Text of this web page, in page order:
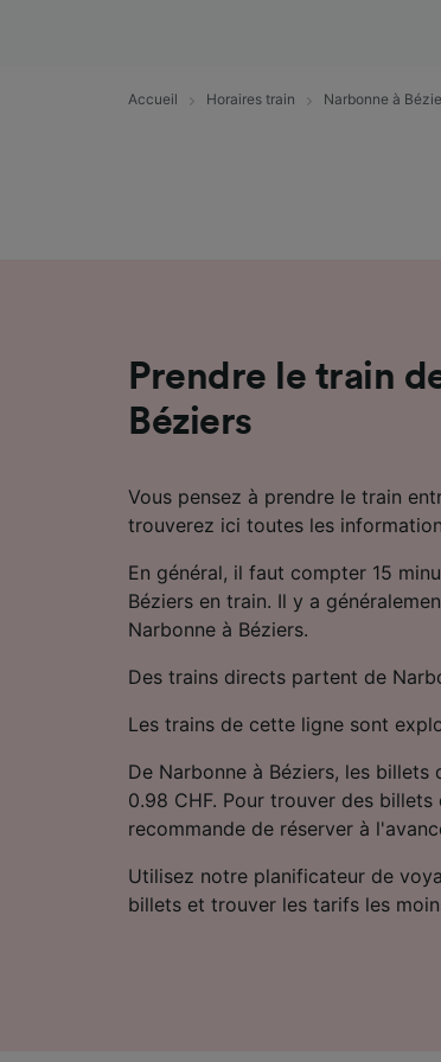
Accueil Horaires train Narbonne à
Prendre le train
Béziers
Vous pensez à prendre le train
trouverez ici toutes les
En général, il faut compter 15
Béziers en train. Il y a
Narbonne à Béziers.
Des trains directs partent de
Les trains de cette ligne sont
De Narbonne à Béziers, les
0.98 CHF. Pour trouver des
recommande de réserver à
Utilisez notre planificateur de
billets et trouver les tarifs les